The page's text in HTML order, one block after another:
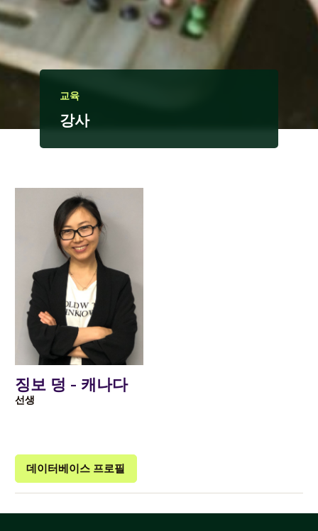
교육
강사
징보 덩 - 캐나다
선생
데이터베이스 프로필